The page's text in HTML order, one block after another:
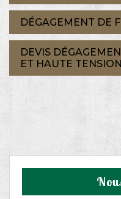
DÉGAGEMENT DE
DEVIS
ET HAUTE